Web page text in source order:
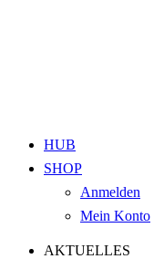
HUB
SHOP
Anmelden
Mein Konto
AKTUELLES